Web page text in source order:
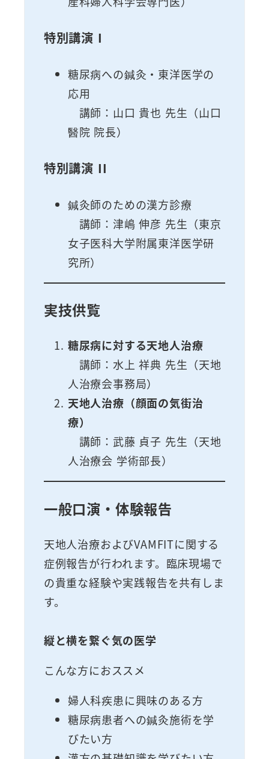
特別講演 I
糖尿病への鍼灸・東洋医学の
応用
講師：山口 貴也 先生（山口
醫院 院長）
特別講演 II
鍼灸師のための漢方診療
講師：津嶋 伸彦 先生（東京
女子医科大学附属東洋医学研
究所）
実技供覧
糖尿病に対する天地人治療
講師：水上 祥典 先生（天地
人治療会事務局）
天地人治療（顔面の気街治
療）
講師：武藤 貞子 先生（天地
人治療会 学術部長）
一般口演・体験報告
天地人治療およびVAMFITに関する
症例報告が行われます。臨床現場で
の貴重な経験や実践報告を共有しま
す。
縦と横を繋ぐ気の医学
こんな方におススメ
婦人科疾患に興味のある方
糖尿病患者への鍼灸施術を学
びたい方